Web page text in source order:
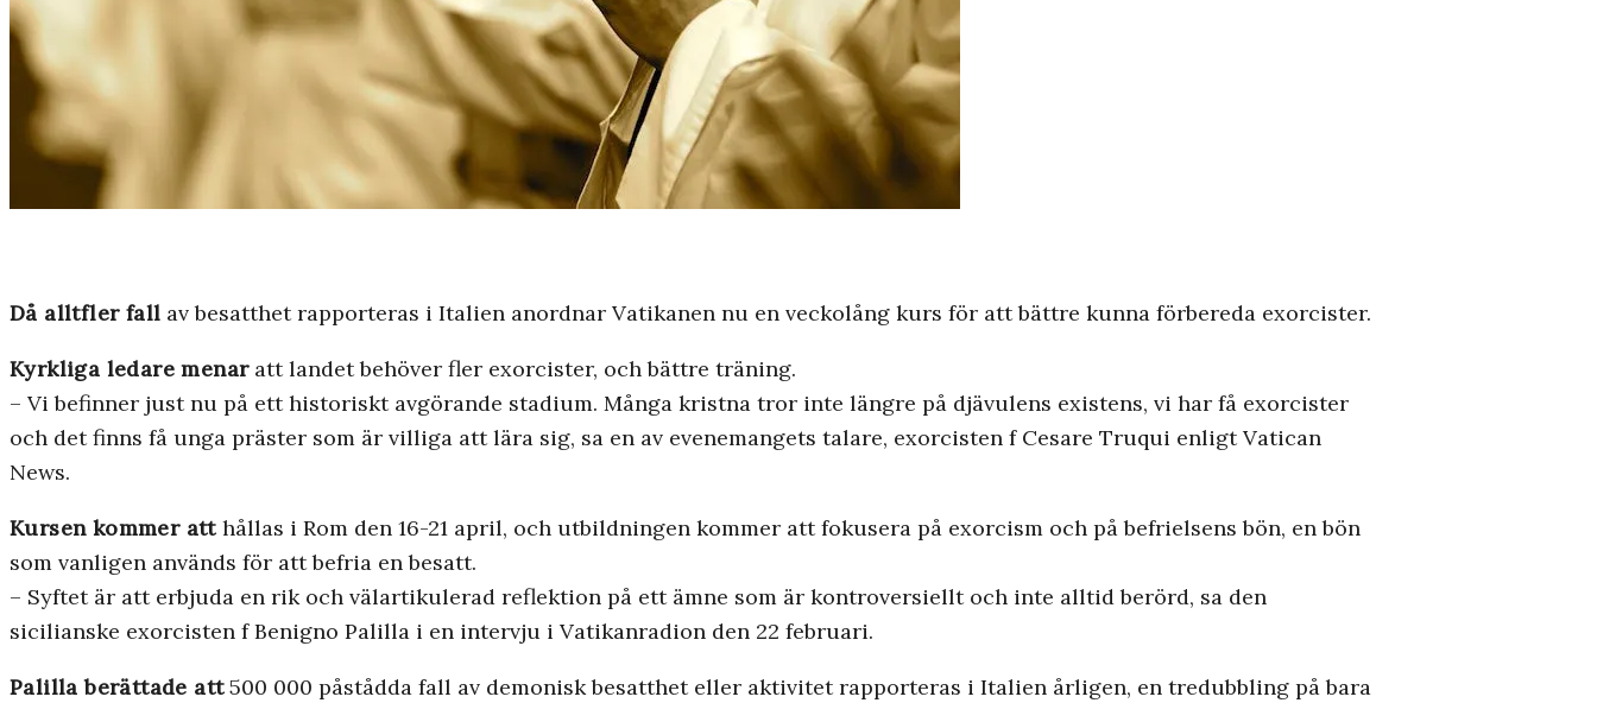
Då alltfler fall av besatthet rapporteras i Italien anordnar Vatikanen nu en veckolång kurs för att bättre kunna förbereda exorcister.
Kyrkliga ledare menaratt landet behöver fler exorcister, och bättre träning.
– Vi befinner just nu på ett historiskt avgörande stadium. Många kristna tror inte längre på djävulens existens, vi har få exorcister
och det finns få unga präster som är villiga att lära sig, sa en av evenemangets talare, exorcisten f Cesare Truqui enligt Vatican
News.
Kursen kommer atthållas i Rom den 16-21 april, och utbildningen kommer att fokusera på exorcism och på befrielsens bön, en bön
som vanligen används för att befria en besatt.
– Syftet är att erbjuda en rik och välartikulerad reflektion på ett ämne som är kontroversiellt och inte alltid berörd, sa den
sicilianske exorcisten f Benigno Palilla i en intervju i Vatikanradion den 22 februari.
Palilla berättade att500 000 påstådda fall av demonisk besatthet eller aktivitet rapporteras i Italien årligen, en tredubbling på bara